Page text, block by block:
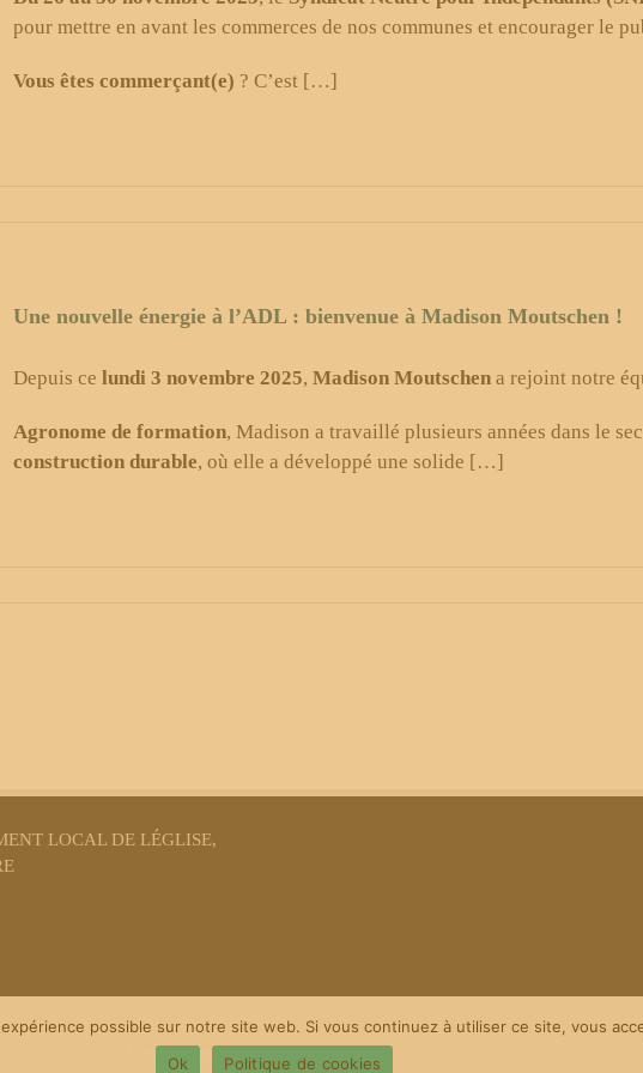
pour mettre en avant les commerces de nos communes et encourager le
Vous êtescommerçant(e) ? C’est […]
Une nouvelle énergie à l’ADL : bienvenue à Madison Moutschen !
Depuis celundi 3 novembre 2025,Madison Moutschen a rejoint notre
Agronome de formation, Madison a travaillé plusieurs années dans le
construction durable, où elle a développé une solide […]
LOCAL DE LÉGLISE,
Mentions Légales
possible sur notre site web. Si vous continuez à utiliser ce site, vous
Ok
Politique de cookies